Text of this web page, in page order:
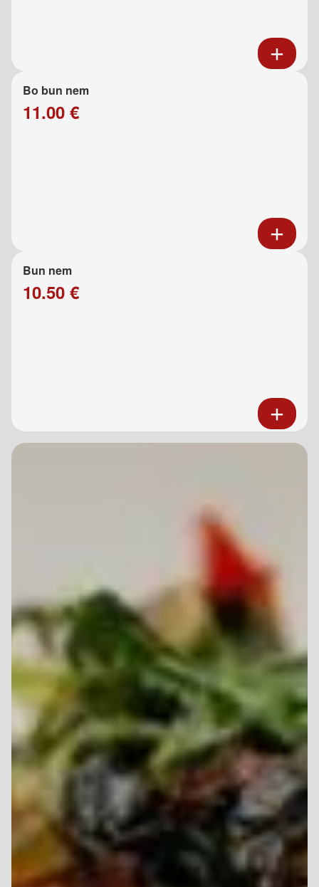
Bo bun nem
11.00 €
Bun nem
10.50 €